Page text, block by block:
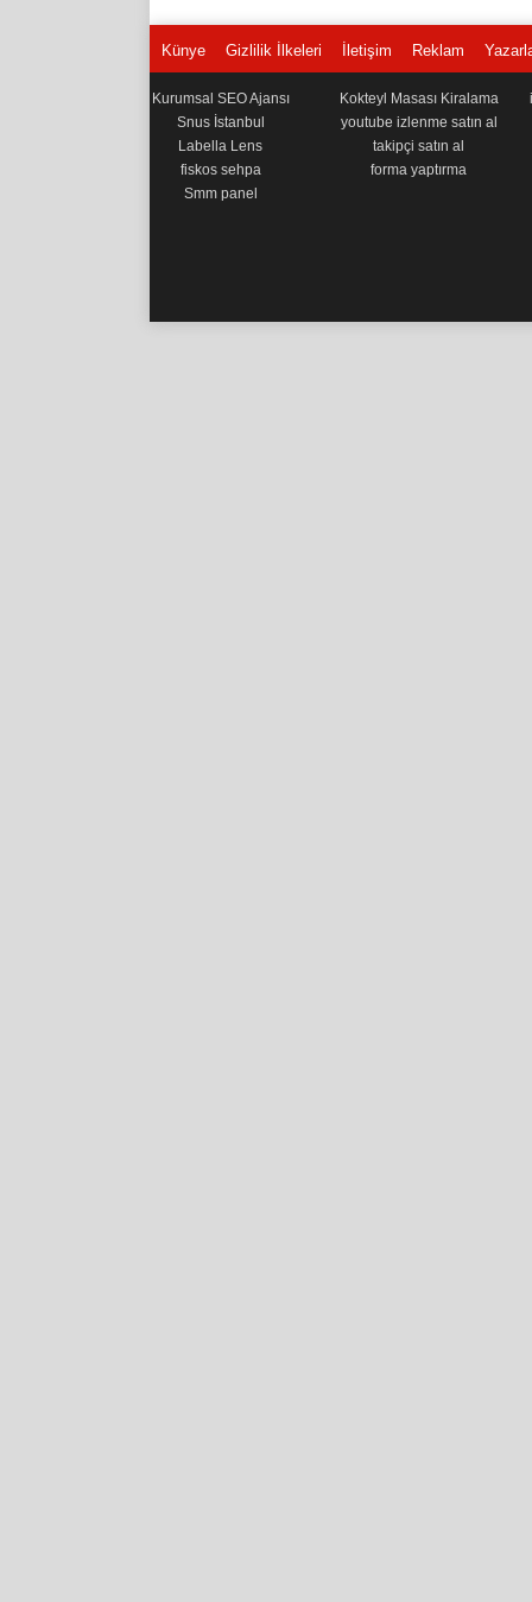
Künye Gizlilik İlkeleri İletişim Reklam
Kurumsal SEO Ajansı
Snus İstanbul
Labella Lens
fiskos sehpa
Smm panel
Kokteyl Masası Kiralama
youtube izlenme satın al
takipçi satın al
forma yaptırma